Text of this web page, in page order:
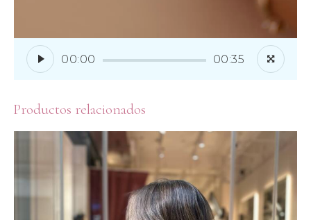
00:00 00:35
Productos relacionados